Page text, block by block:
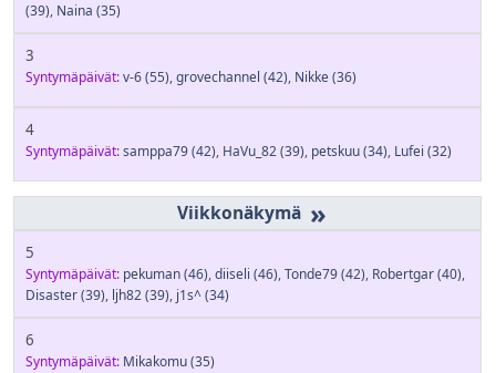
(39), Naina (35)
3
Syntymäpäivät:v-6(55),grovechannel (42), Nikke(36)
4
Syntymäpäivät:samppa79(42), HaVu_82(39), petskuu(34), Lufei (32)
»
5
Syntymäpäivät: pekuman(46),diiseli (46),Tonde79(42), Robertgar(40),
Disaster(39), ljh82(39), j1s^(34)
6
Syntymäpäivät: Mikakomu(35)